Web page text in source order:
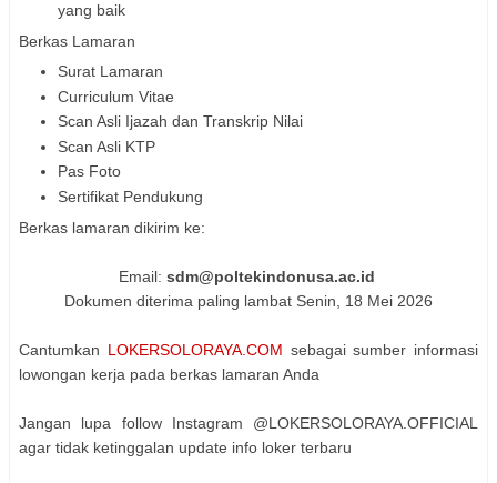
yang baik
Berkas Lamaran
Surat Lamaran
Curriculum Vitae
Scan Asli Ijazah dan Transkrip Nilai
Scan Asli KTP
Pas Foto
Sertifikat Pendukung
Berkas lamaran dikirim ke:
Email: sdm@poltekindonusa.ac.id
Dokumen diterima paling lambat Senin, 18 Mei 2026
Cantumkan LOKERSOLORAYA.COM sebagai sumber informasi
lowongan kerja pada berkas lamaran Anda
Jangan lupa follow Instagram @LOKERSOLORAYA.OFFICIAL
agar tidak ketinggalan update info loker terbaru